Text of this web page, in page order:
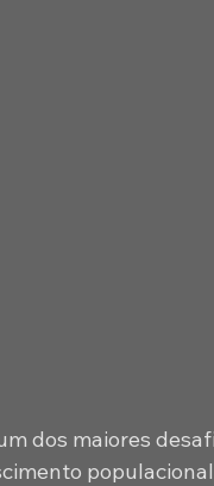
dos maiores